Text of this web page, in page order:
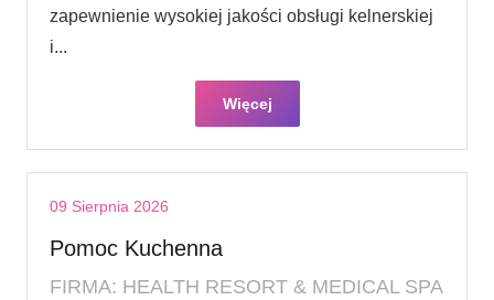
zapewnienie wysokiej jakości obsługi kelnerskiej
i...
Więcej
09 Sierpnia 2026
Pomoc Kuchenna
FIRMA: HEALTH RESORT & MEDICAL SPA